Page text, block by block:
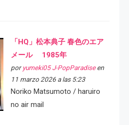
「HQ」松本典子 春色のエア
メール 1985年
por yumeki05 J-PopParadiseen
11 marzo 2026 a las 5:23
Noriko Matsumoto / haruiro
no air mail